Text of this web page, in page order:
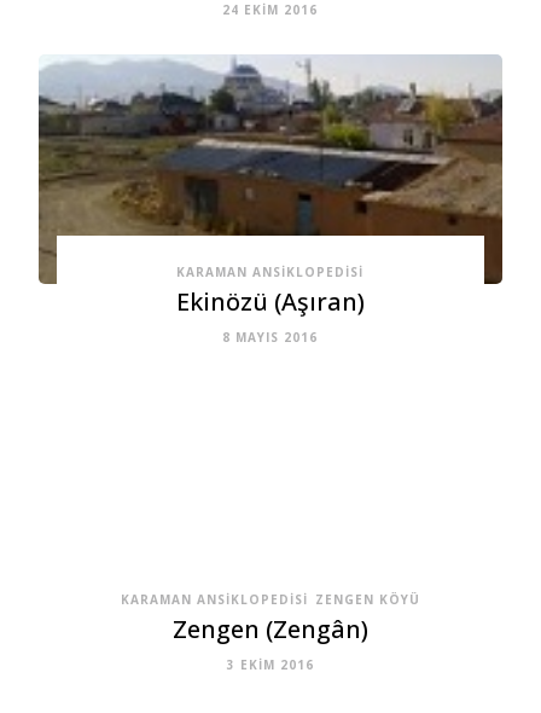
24 EKIM 2016
KARAMAN ANSIKLOPEDISI
Ekinözü (Aşıran)
8 MAYIS 2016
KARAMAN ANSIKLOPEDISI ZENGEN KÖYÜ
Zengen (Zengân)
3 EKIM 2016